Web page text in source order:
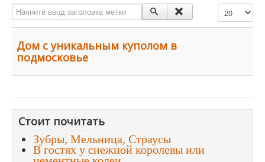
Начните ввод заголовка метки
Дом с уникальным куполом в
подмосковье
Стоит почитать
Зубры, Мельница, Страусы
В гостях у снежной королевы или